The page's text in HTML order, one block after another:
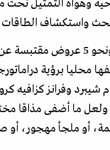
وهواة التمثيل
هكذا حقق هذا المختبر منذ تأسيسه إلى
محليا برؤية
وفرانز كزافيه
ما أضفى مذاقا
أو ملجأ مهجور، أو